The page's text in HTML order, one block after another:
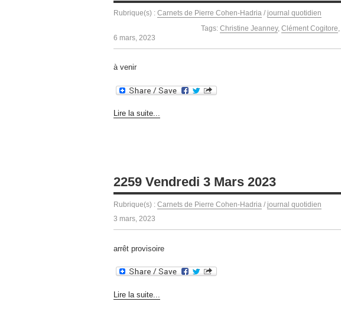
Rubrique(s) : Carnets de Pierre Cohen-Hadria / journal quotidien
Tags: Christine Jeanney, Clément Cogitore
6 mars, 2023
à venir
Lire la suite...
2259 Vendredi 3 Mars 2023
Rubrique(s) : Carnets de Pierre Cohen-Hadria / journal quotidien
3 mars, 2023
arrêt provisoire
Lire la suite...